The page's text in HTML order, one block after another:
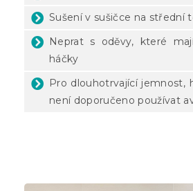
Sušení v sušičce na střední
Neprat s oděvy, které
háčky
Pro dlouhotrvající jemnost,
není doporučeno používat